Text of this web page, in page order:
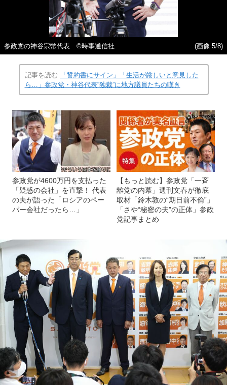
参政党の神谷宗幣代表 ©時事通信社 (画像 5/8)
記事を読む
「誓約書にサイン」「生活が厳しいと意見した
ら…」参政党・神谷代表“独裁”に地方議員たちの嘆き
参政党が4600万円を支払った
「疑惑の会社」を直撃！ 代表
の夫が語った「ロシアのペー
パー会社だったら…」
【もっと読む】参政党「一斉
離党の内幕」週刊文春が徹底
取材「鈴木敦の“期日前不倫”」
「さや“秘密の夫”の正体」参政
党記事まとめ